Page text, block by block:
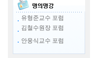
유형준교수 포럼
김철수원장 포럼
안웅식교수 포럼